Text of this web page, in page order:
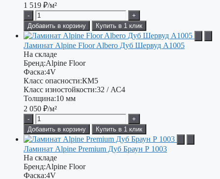
1 519 ₽/м²
-
+
Добавить в корзину
Купить в 1 клик
Ламинат Alpine Floor Albero Дуб Шервуд А1005
На складе
Бренд:Alpine Floor
Фаска:4V
Класс опасности:КМ5
Класс изностойкости:32 / АС4
Толщина:10 мм
2 050 ₽/м²
-
+
Добавить в корзину
Купить в 1 клик
Ламинат Alpine Premium Дуб Браун Р 1003
На складе
Бренд:Alpine Floor
Фаска:4V